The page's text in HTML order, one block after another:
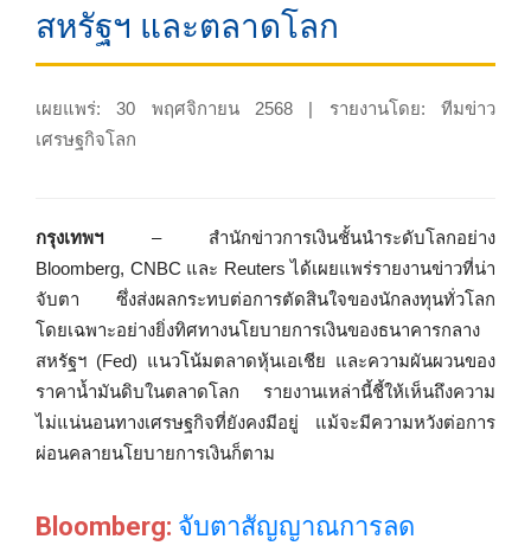
สหรัฐฯ และตลาดโลก
เผยแพร่: 30 พฤศจิกายน 2568 | รายงานโดย: ทีมข่าว
เศรษฐกิจโลก
กรุงเทพฯ– สำนักข่าวการเงินชั้นนำระดับโลกอย่าง
Bloomberg, CNBC และ Reuters ได้เผยแพร่รายงานข่าวที่น่า
จับตา ซึ่งส่งผลกระทบต่อการตัดสินใจของนักลงทุนทั่วโลก
โดยเฉพาะอย่างยิ่งทิศทางนโยบายการเงินของธนาคารกลาง
สหรัฐฯ (Fed) แนวโน้มตลาดหุ้นเอเชีย และความผันผวนของ
ราคาน้ำมันดิบในตลาดโลก รายงานเหล่านี้ชี้ให้เห็นถึงความ
ไม่แน่นอนทางเศรษฐกิจที่ยังคงมีอยู่ แม้จะมีความหวังต่อการ
ผ่อนคลายนโยบายการเงินก็ตาม
Bloomberg: จับตาสัญญาณการลด